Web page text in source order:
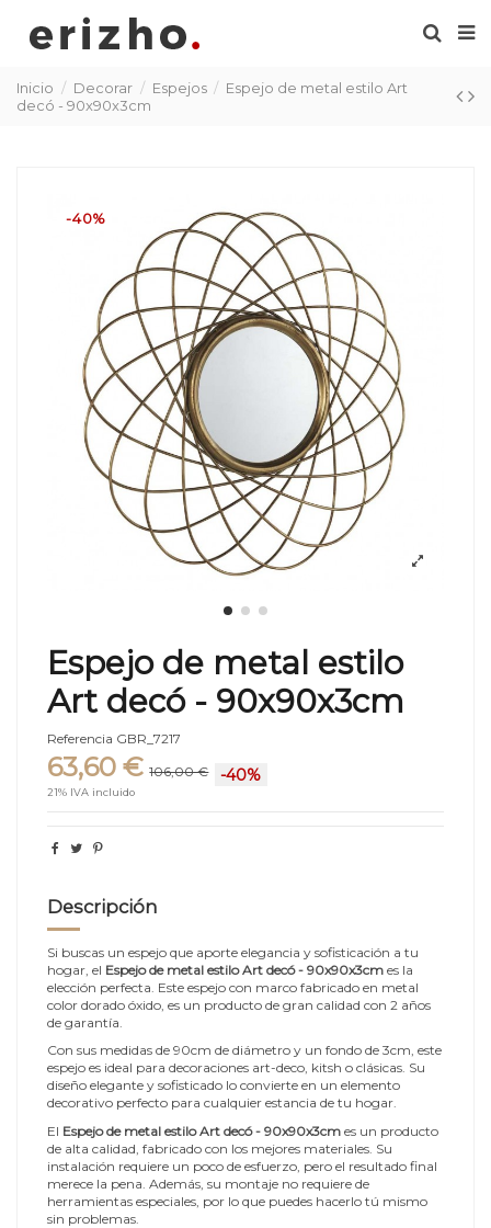
Inicio Decorar Espejos
Espejo de metal estilo Art
decó - 90x90x3cm
-40%
Espejo de metal estilo
Art decó - 90x90x3cm
Referencia GBR_7217
63,60 € 106,00 € -40%
21% IVA incluido
Descripción
Si buscas un espejo que aporte elegancia y sofisticación a tu
hogar, el Espejo de metal estilo Art decó - 90x90x3cm es la
elección perfecta. Este espejo con marco fabricado en metal
color dorado óxido, es un producto de gran calidad con 2 años
de garantía.
Con sus medidas de 90cm de diámetro y un fondo de 3cm, este
espejo es ideal para decoraciones art-deco, kitsh o clásicas. Su
diseño elegante y sofisticado lo convierte en un elemento
decorativo perfecto para cualquier estancia de tu hogar.
El Espejo de metal estilo Art decó - 90x90x3cm es un producto
de alta calidad, fabricado con los mejores materiales. Su
instalación requiere un poco de esfuerzo, pero el resultado final
merece la pena. Además, su montaje no requiere de
herramientas especiales, por lo que puedes hacerlo tú mismo
sin problemas.